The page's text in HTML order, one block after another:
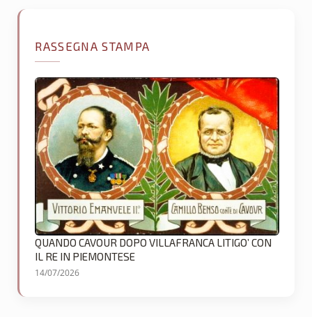
RASSEGNA STAMPA
QUANDO CAVOUR DOPO VILLAFRANCA LITIGO’ CON
IL RE IN PIEMONTESE
14/07/2026